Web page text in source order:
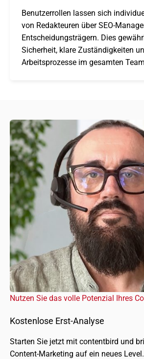
Benutzerrollen lassen sich
von Redakteuren über SEO-
Entscheidungsträgern. Dies
Sicherheit, klare Zuständigkeiten
Arbeitsprozesse im gesam­ten
Nutzen Sie das volle Potenzial Ihres
Kostenlose Erst-Analyse
Starten Sie jetzt mit content­bird und
Content-Marketing auf ein neues Level.